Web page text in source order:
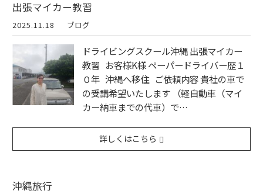
出張マイカー教習
2025.11.18 ブログ
ドライビングスクール沖縄 出張マイカー
教習 お客様K様 ペーパードライバー歴１
０年 沖縄へ移住 ご依頼内容 貴社の車で
の受講希望いたします （軽自動車（マイ
カー納車までの代車）で…
詳しくはこちら
沖縄旅行